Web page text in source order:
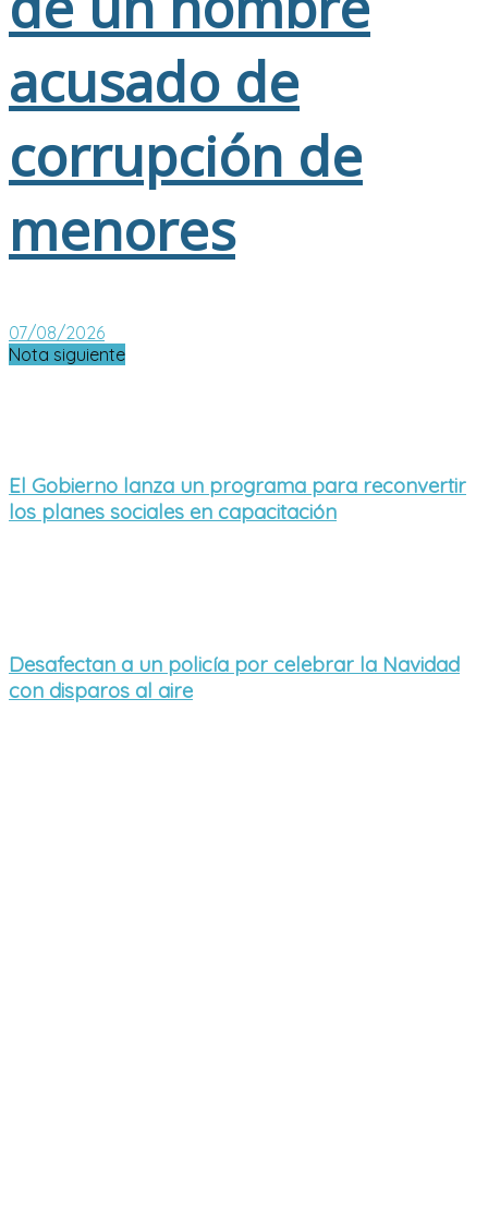
acusado de
corrupción de
menores
07/08/2026
Nota siguiente
El Gobierno lanza un programa para reconvertir
los planes sociales en capacitación
Desafectan a un policía por celebrar la Navidad
con disparos al aire